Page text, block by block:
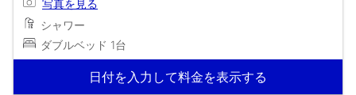
写真を見る
シャワー
ダブルベッド 1台
日付を入力して料金を表示する